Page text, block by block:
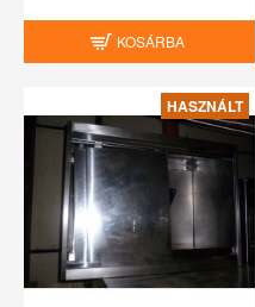
KOSÁRBA
HASZNÁLT